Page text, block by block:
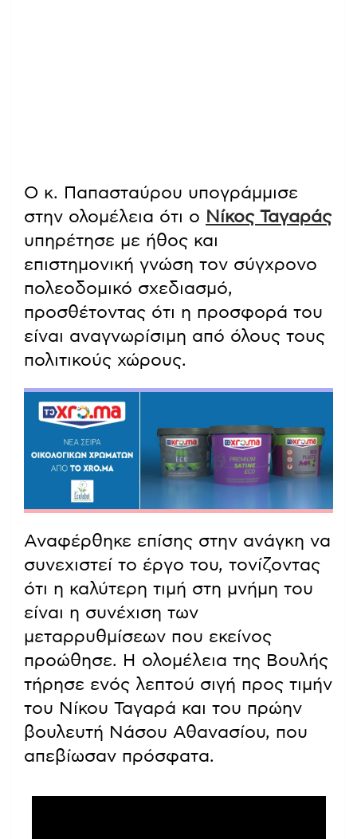
Ο κ. Παπασταύρου υπογράμμισε
στην ολομέλεια ότι ο Νίκος Ταγαράς
υπηρέτησε με ήθος και
επιστημονική γνώση τον σύγχρονο
πολεοδομικό σχεδιασμό,
προσθέτοντας ότι η προσφορά του
είναι αναγνωρίσιμη από όλους τους
πολιτικούς χώρους.
Αναφέρθηκε επίσης στην ανάγκη να
συνεχιστεί το έργο του, τονίζοντας
ότι η καλύτερη τιμή στη μνήμη του
είναι η συνέχιση των
μεταρρυθμίσεων που εκείνος
προώθησε. Η ολομέλεια της Βουλής
τήρησε ενός λεπτού σιγή προς τιμήν
του Νίκου Ταγαρά και του πρώην
βουλευτή Νάσου Αθανασίου, που
απεβίωσαν πρόσφατα.